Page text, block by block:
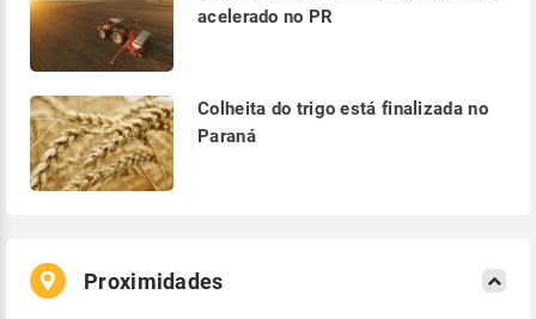
acelerado no PR
Colheita do trigo está finalizada no
Paraná
Proximidades